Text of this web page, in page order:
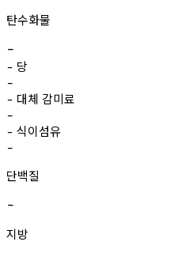
탄수화물
-
- 당
-
- 대체 감미료
-
- 식이섬유
-
단백질
-
지방